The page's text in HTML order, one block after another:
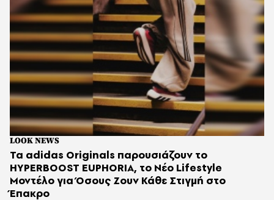
LOOK NEWS
Τα adidas Originals παρουσιάζουν το
HYPERBOOST EUPHORIA, το Νέο Lifestyle
Μοντέλο για Όσους Ζουν Κάθε Στιγμή στο
Έπακρο